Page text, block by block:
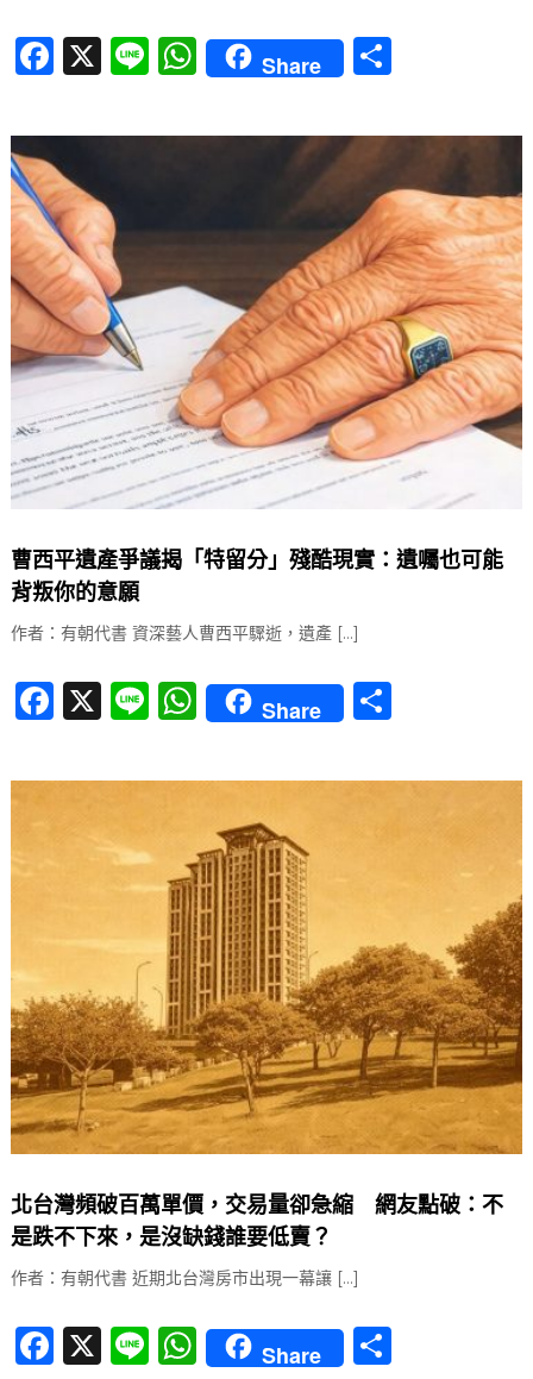
F
c
e
b
o
o
k
X Li
e
W
h
at
p
p
Share
分
曹西平遺產爭議揭「特留分」殘酷現實：遺囑也可能
背叛你的意願
作者：有朝代書 資深藝人曹西平驟逝，遺產 […]
F
c
b
o
X Li
e
W
h
at
A
p
p
Share
分
北台灣頻破百萬單價，交易量卻急縮 網友點破：不
是跌不下來，是沒缺錢誰要低賣？
作者：有朝代書 近期北台灣房市出現一幕讓 […]
F X Li W
Share
分